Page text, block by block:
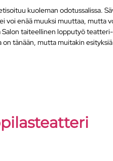
kuoleman odotussalissa.
voi enää muuksi muuttaa, mutta
taiteellinen lopputyö
tänään, mutta muitakin